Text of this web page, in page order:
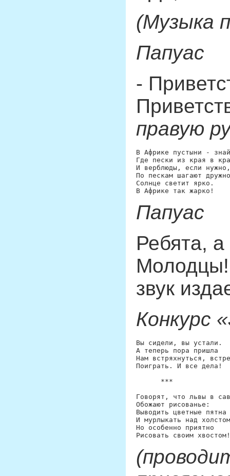
(Музыка
Папуас
-
правую
В Африке пустыни -
Где пески из края в
И верблюды, если нужно,
По пескам шагают дружно
Солнце светит ярко.
Папуас
Ребята,
Молодцы!
звук
Конкурс
Вы сидели, вы устали.
А теперь пора пришла
Нам встряхнуться,
Поиграть. И все дела!
      ***
Говорят, что львы в
Обожают рисованье:
Выводить цветные пятна
И мурлыкать над
Но особенно приятно